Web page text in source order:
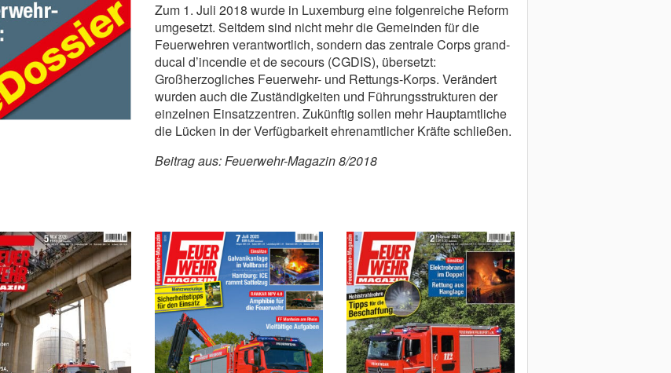
Zum 1. Juli 2018 wurde in Luxemburg eine folgenreiche Reform
umgesetzt. Seitdem sind nicht mehr die Gemeinden für die
Feuerwehren verantwortlich, sondern das zentrale Corps grand-
ducal d’incendie et de secours (CGDIS), übersetzt:
Großherzogliches Feuerwehr- und Rettungs-Korps. Verändert
wurden auch die Zuständigkeiten und Führungsstrukturen der
einzelnen Einsatzzentren. Zukünftig sollen mehr Hauptamtliche
die Lücken in der Verfügbarkeit ehrenamtlicher Kräfte schließen.
Beitrag aus: Feuerwehr-Magazin 8/2018